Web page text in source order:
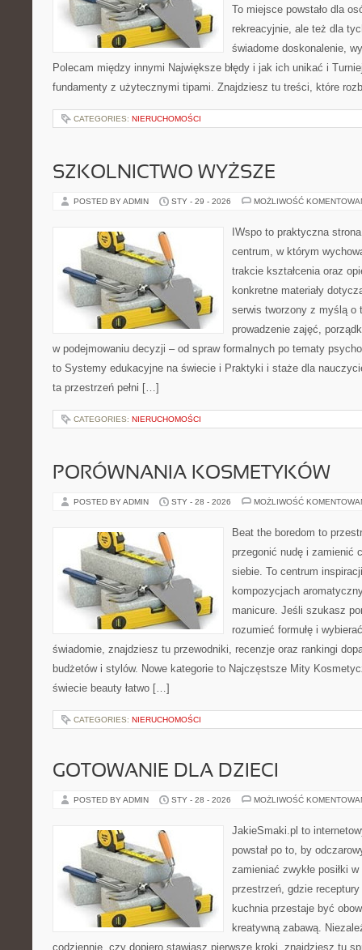
To miejsce powstało dla
rekreacyjnie, ale też dla
świadome doskonalenie,
Polecam między innymi Największe błędy i jak ich unikać i
fundamenty z użytecznymi tipami. Znajdziesz tu treści, które
CATEGORIES: NIERUCHOMOŚCI
SZKOLNICTWO WYŻSZE
POSTED BY ADMIN STY - 29 - 2026 MOŻLIWOŚĆ
IWspo to praktyczna
centrum, w którym
trakcie kształcenia oraz
konkretne materiały
serwis tworzony z myślą o
prowadzenie zajęć,
w podejmowaniu decyzji – od spraw formalnych po tematy
to Systemy edukacyjne na świecie i Praktyki i staże dla
ta przestrzeń pełni […]
CATEGORIES: NIERUCHOMOŚCI
PORÓWNANIA KOSMETYKÓW
POSTED BY ADMIN STY - 28 - 2026 MOŻLIWOŚĆ
Beat the boredom to
przegonić nudę i zamienić
siebie. To centrum
kompozycjach
manicure. Jeśli szukasz
rozumieć formułę i
świadomie, znajdziesz tu przewodniki, recenzje oraz rankingi
budżetów i stylów. Nowe kategorie to Najczęstsze Mity
świecie beauty łatwo […]
CATEGORIES: NIERUCHOMOŚCI
GOTOWANIE DLA DZIECI
POSTED BY ADMIN STY - 28 - 2026 MOŻLIWOŚĆ
JakieSmaki.pl to
powstał po to, by
zamieniać zwykłe posiłki
przestrzeń, gdzie
kuchnia przestaje być
kreatywną zabawą.
codziennie, czy dopiero stawiasz pierwsze kroki, znajdziesz tu